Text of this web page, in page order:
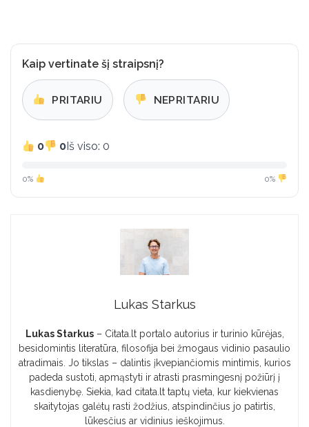
Kaip vertinate šį straipsnį?
PRITARIU NEPRITARIU
0 0Iš viso: 0
0% 0%
Lukas Starkus
Lukas Starkus– Citata.lt portalo autorius ir turinio kūrėjas,
besidomintis literatūra, filosofija bei žmogaus vidinio pasaulio
atradimais. Jo tikslas – dalintis įkvepiančiomis mintimis, kurios
padeda sustoti, apmąstyti ir atrasti prasmingesnį požiūrį į
kasdienybę. Siekia, kad citata.lt taptų vieta, kur kiekvienas
skaitytojas galėtų rasti žodžius, atspindinčius jo patirtis,
lūkesčius ar vidinius ieškojimus.